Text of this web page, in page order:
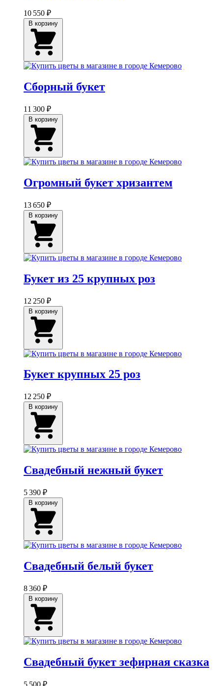
10 550 ₽
Сборный букет
11 300 ₽
Огромный букет хризантем
13 650 ₽
Букет из 25 крупных роз
12 250 ₽
Букет крупных 25 роз
12 250 ₽
Свадебный нежный букет
5 390 ₽
Свадебный белый букет
8 360 ₽
Свадебный букет зефирная сказка
5 500 ₽